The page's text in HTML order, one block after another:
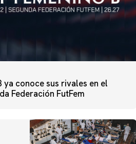
ya conoce sus rivales en el
Federación FutFem